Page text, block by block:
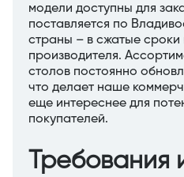
модели доступны для
поставляется по
страны – в сжатые сроки
производителя.
столов постоянно
что делает наше
еще интереснее для
покупателей.
Требования